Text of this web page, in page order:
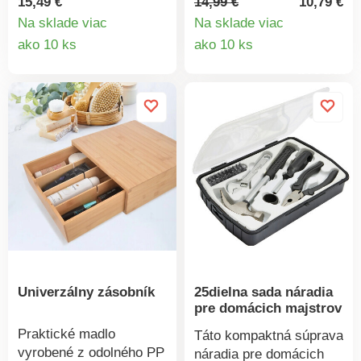
záclony - hotovo!
jednoduchšie to byť
Na sklade viac
ako 10 ks
kuchýň, garáží, na
uterákov atď.
odskrutkovateľnými
háčikmi. Viacúčelový.
Moderný design.
Samolepiace.
Na sklade viac
ako 10 ks
Univerzálny zásobník
Praktické madlo
vyrobené z odolného PP
25dielna sada náradia
pre domácich majstrov
Táto kompaktná súprava
náradia pre domácich